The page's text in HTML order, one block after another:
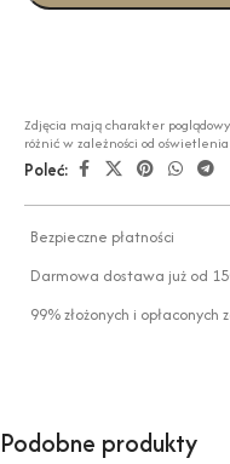
Zdjęcia mają charakter
różnić w zależności od
Poleć:
Bezpieczne płatności
Darmowa dostawa już od
99% złożonych i
Podobne produkty